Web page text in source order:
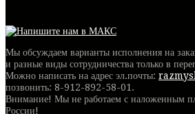
Мы обсуждаем варианты исполнения на
и разные виды сотрудничества только в
Можно написать на адрес эл.почты:
позвонить: 8-912-892-58-01.
Внимание! Мы не работаем с наложенным
России!